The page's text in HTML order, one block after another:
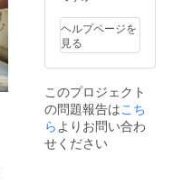
ヘルプページを
見る
このプロジェクト
の問題報告はこち
ら よりお問い合わ
せください